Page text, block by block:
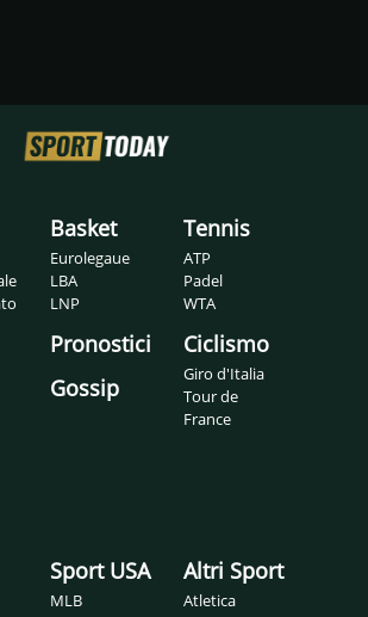
Basket
Eurolegaue
LBA
LNP
Pronostici
Gossip
Tennis
ATP
Padel
WTA
Ciclismo
Giro d'Italia
Tour de
France
Sport USA
MLB
Altri Sport
Atletica